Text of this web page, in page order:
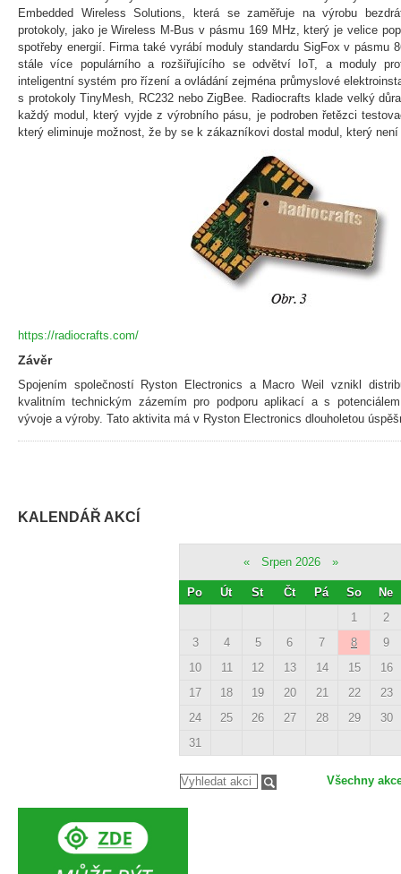
Embedded Wireless Solutions, která se zaměřuje na výrobu
protokoly, jako je Wireless M-Bus v pásmu 169 MHz, který je velice
spotřeby energií. Firma také vyrábí moduly standardu SigFox v pásmu
stále více populárního a rozšiřujícího se odvětví IoT, a moduly
inteligentní systém pro řízení a ovládání zejména průmyslové
s protokoly TinyMesh, RC232 nebo ZigBee. Radiocrafts klade velký
každý modul, který vyjde z výrobního pásu, je podroben řetězci
který eliminuje možnost, že by se k zákazníkovi dostal modul, který
https://radiocrafts.com/
Závěr
Spojením společností Ryston Electronics a Macro Weil vznikl
kvalitním technickým zázemím pro podporu aplikací a s
vývoje a výroby. Tato aktivita má v Ryston Electronics dlouholetou
KALENDÁŘ AKCÍ
« Srpen 2026 »
Po Út St Čt Pá So
Ne
1
2
3
4 5 6 7 8
9
10
11 12 13 14 15
16
17
18 19 20 21 22
23
24
25 26 27 28 29
30
31
Všechny